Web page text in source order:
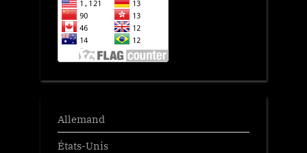
Allemand
États-Unis